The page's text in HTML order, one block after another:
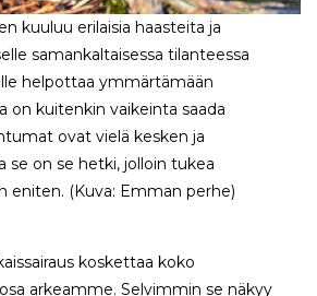
kuuluu erilaisia haasteita ja
samankaltaisessa tilanteessa
helpottaa ymmärtämään
on kuitenkin vaikeinta saada
ovat vielä kesken ja
se on se hetki, jolloin tukea
eniten. (Kuva: Emman perhe)
koskettaa koko
arkeamme. Selvimmin se näkyy